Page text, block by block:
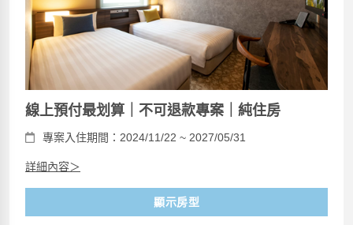
線上預付最划算｜不可退款專案｜純住房
專案入住期間：2024/11/22 ~ 2027/05/31
詳細內容＞
顯示房型